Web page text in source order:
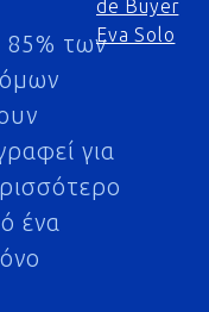
85% των
για
ένα
de Buyer
Eva Solo